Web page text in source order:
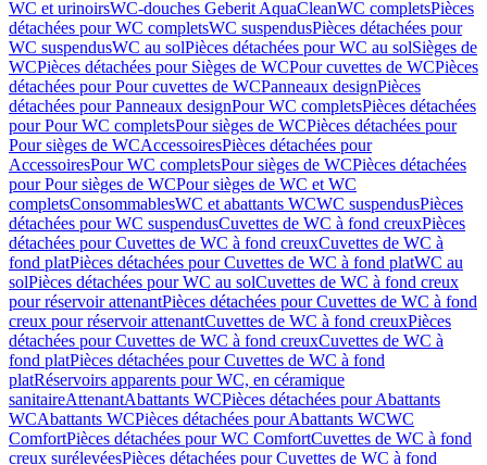
WC et urinoirsWC-douches Geberit AquaCleanWC completsPièces
détachées pour WC completsWC suspendusPièces détachées pour
WC suspendusWC au solPièces détachées pour WC au solSièges de
WCPièces détachées pour Sièges de WCPour cuvettes de WCPièces
détachées pour Pour cuvettes de WCPanneaux designPièces
détachées pour Panneaux designPour WC completsPièces détachées
pour Pour WC completsPour sièges de WCPièces détachées pour
Pour sièges de WCAccessoiresPièces détachées pour
AccessoiresPour WC completsPour sièges de WCPièces détachées
pour Pour sièges de WCPour sièges de WC et WC
completsConsommablesWC et abattants WCWC suspendusPièces
détachées pour WC suspendusCuvettes de WC à fond creuxPièces
détachées pour Cuvettes de WC à fond creuxCuvettes de WC à
fond platPièces détachées pour Cuvettes de WC à fond platWC au
solPièces détachées pour WC au solCuvettes de WC à fond creux
pour réservoir attenantPièces détachées pour Cuvettes de WC à fond
creux pour réservoir attenantCuvettes de WC à fond creuxPièces
détachées pour Cuvettes de WC à fond creuxCuvettes de WC à
fond platPièces détachées pour Cuvettes de WC à fond
platRéservoirs apparents pour WC, en céramique
sanitaireAttenantAbattants WCPièces détachées pour Abattants
WCAbattants WCPièces détachées pour Abattants WCWC
ComfortPièces détachées pour WC ComfortCuvettes de WC à fond
creux surélevéesPièces détachées pour Cuvettes de WC à fond